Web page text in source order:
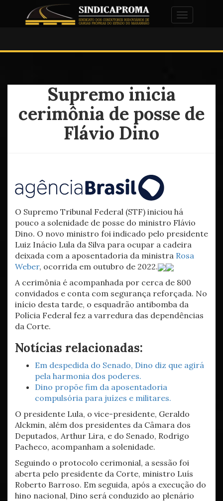
Alternar
Supremo inicia
cerimônia de posse de
Flávio Dino
O Supremo Tribunal Federal (STF) iniciou há
pouco a solenidade de posse do ministro Flávio
Dino. O novo ministro foi indicado pelo presidente
Luiz Inácio Lula da Silva para ocupar a cadeira
deixada com a aposentadoria da ministra Rosa
Weber, ocorrida em outubro de 2022.
A cerimônia é acompanhada por cerca de 800
convidados e conta com segurança reforçada. No
início desta tarde, o esquadrão antibomba da
Polícia Federal fez a varredura das dependências
da Corte.
Notícias relacionadas:
Em despedida do Senado, Dino diz que agirá
pela harmonia dos poderes.
Dino propõe fim da aposentadoria
compulsória para juízes e militares.
O presidente Lula, o vice-presidente, Geraldo
Alckmin, além dos presidentes da Câmara dos
Deputados, Arthur Lira, e do Senado, Rodrigo
Pacheco, acompanham a solenidade.
Seguindo o protocolo cerimonial, a sessão foi
aberta pelo presidente da Corte, ministro Luís
Roberto Barroso. Em seguida, após a execução do
hino nacional, Dino será conduzido ao plenário